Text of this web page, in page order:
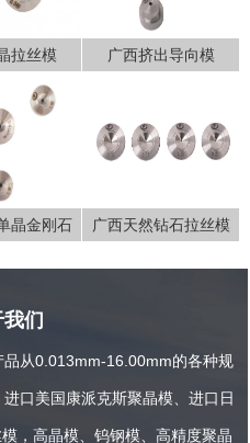
拉丝模 广西挤出导向模
晶金刚石
广西天然钻石拉丝模
们
从0.013mm-16.00mm的各种规
口美国康派克斯聚晶模、进口日
，高晶模、钨钢模、高精度聚晶